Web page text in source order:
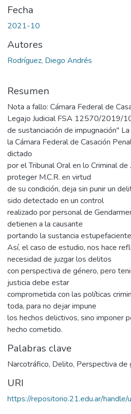
Fecha
2021-10
Autores
Rodríguez, Diego Andrés
Resumen
Nota a fallo: Cámara Federal de
Legajo Judicial FSA 12570/2019/
de sustanciación de impugnación"
la Cámara Federal de Casación
dictado
por el Tribunal Oral en lo Criminal de
proteger M.C.R. en virtud
de su condición, deja sin punir un
sido detectado en un control
realizado por personal de
detienen a la causante
portando la sustancia
Así, el caso de estudio, nos hace
necesidad de juzgar los delitos
con perspectiva de género, pero
justicia debe estar
comprometida con las políticas
toda, para no dejar impune
los hechos delictivos, sino imponer
hecho cometido.
Palabras clave
Narcotráfico, Delito, Perspectiva de
URI
https://repositorio.21.edu.ar/